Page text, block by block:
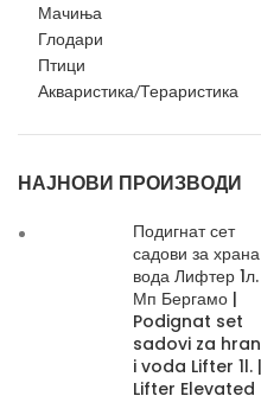
Мачиња
Глодари
Птици
Акваристика/Тераристика
НАЈНОВИ ПРОИЗВОДИ
Подигнат сет
садови за
вода Лифтер
Мп Бергамо |
Podignat set
sadovi za
i voda Lifter 1l. |
Lifter Elevated